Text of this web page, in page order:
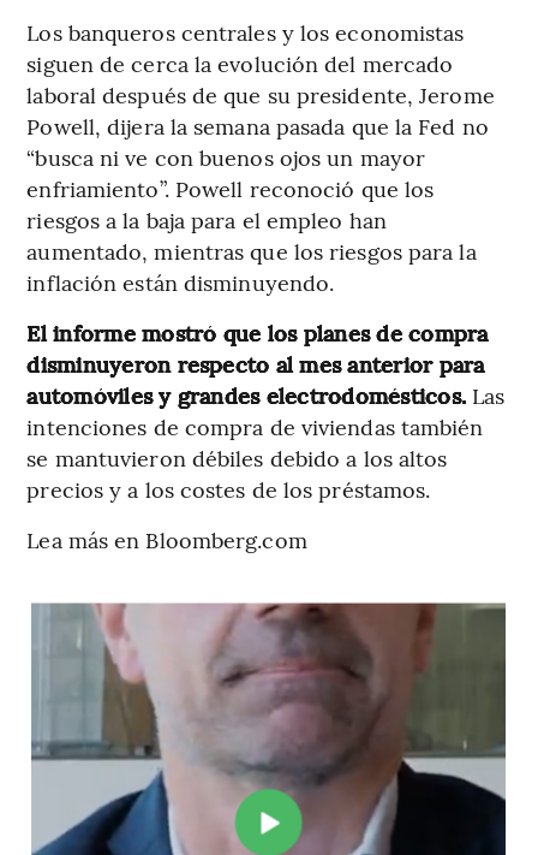
Los banqueros centrales y los economistas
siguen de cerca la evolución del mercado
laboral después de que su presidente, Jerome
Powell, dijera la semana pasada que la Fed no
“busca ni ve con buenos ojos un mayor
enfriamiento”. Powell reconoció que los
riesgos a la baja para el empleo han
aumentado, mientras que los riesgos para la
inflación están disminuyendo.
El informe mostró que los planes de compra
disminuyeron respecto al mes anterior para
automóviles y grandes electrodomésticos. Las
intenciones de compra de viviendas también
se mantuvieron débiles debido a los altos
precios y a los costes de los préstamos.
Lea más en Bloomberg.com